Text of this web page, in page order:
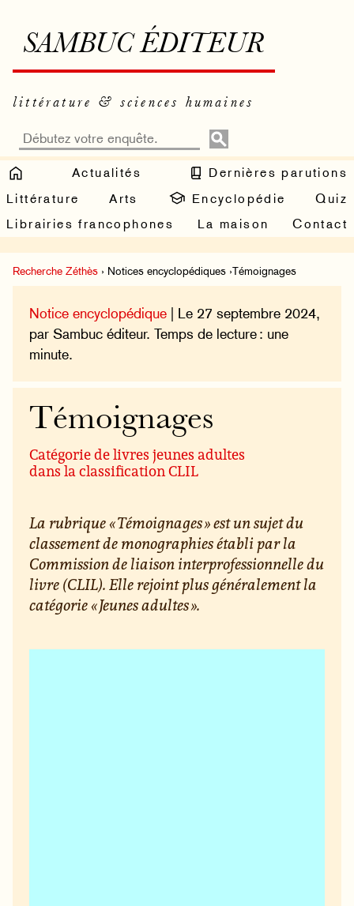
SAMBUC ÉDITEUR
littérature & sciences humaines
Actualités
Dernières parutions
Littérature
Arts Encyclopédie
Quiz
Librairies francophones
La maison Contact
Recherche Zéthès › Notices encyclopédiques ›Témoignages
Notice encyclopédique | Le 27 septembre 2024,
par Sambuc éditeur. Temps de lecture : une
minute.
Témoignages
Catégorie de livres jeunes adultes
dans la classification CLIL
La rubrique « Témoignages » est un sujet du
classement de monographies établi par la
Commission de liaison interprofessionnelle du
livre (CLIL). Elle rejoint plus généralement la
catégorie « Jeunes adultes ».